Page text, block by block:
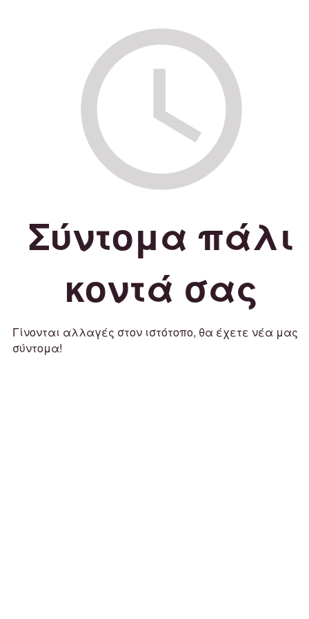
Σύντομα πάλι
κοντά σας
Γίνονται αλλαγές στον ιστότοπο, θα έχετε νέα μας
σύντομα!